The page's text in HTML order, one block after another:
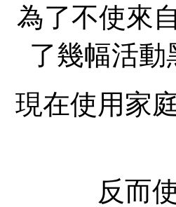
為了不使來
了幾幅活
現在使用家
反而